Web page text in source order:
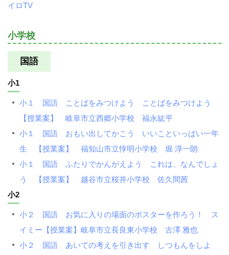
イロTV
小学校
国語
小1
小１ 国語 ことばをみつけよう ことばをみつけよう
【授業案】 岐阜市立西郷小学校 福永紘平
小１ 国語 おもい出してかこう いいこといっぱい一年
生 【授業案】 福知山市立惇明小学校 堀 淳一朗
小１ 国語 ふたりでかんがえよう これは、なんでしょ
う 【授業案】 越谷市立桜井小学校 佐久間茜
小2
小２ 国語 お気に入りの場面のポスターを作ろう！ ス
イミー【授業案】岐阜市立長良東小学校 古澤 雅也
小２ 国語 あいての考えを引き出す しつもんをしよ